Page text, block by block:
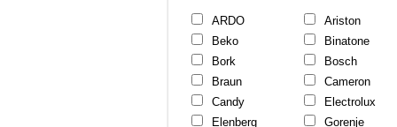
ARDO
Ariston
Beko
Binatone
Bork
Bosch
Braun
Cameron
Candy
Electrolux
Elenberg
Gorenje